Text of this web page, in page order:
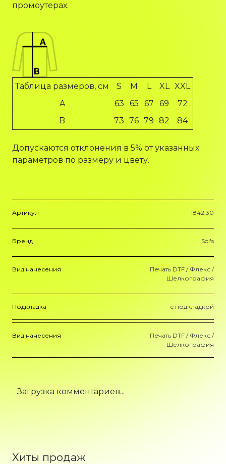
промоутерах.
Таблица размеров, см S M L XL XXL
A
63 65 67 69
72
B
73 76 79 82 84
Допускаются отклонения в 5% от указанных
параметров по размеру и цвету.
Артикул 1842.30
Бренд Sol's
Вид нанесения
Печать DTF / Флекс /
Шелкография
Подкладка с подкладкой
Вид нанесения
Печать DTF / Флекс /
Шелкография
Загрузка комментариев...
Хиты продаж